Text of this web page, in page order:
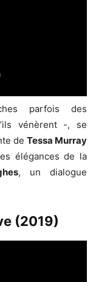
parfois des
vénèrent -, se
de Tessa Murray
élégances de la
, un dialogue
(2019)